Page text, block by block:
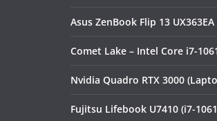
Asus ZenBook Flip 13
Comet Lake – Intel Core i7-
Nvidia Quadro RTX 3000
Fujitsu Lifebook U7410 (i7-